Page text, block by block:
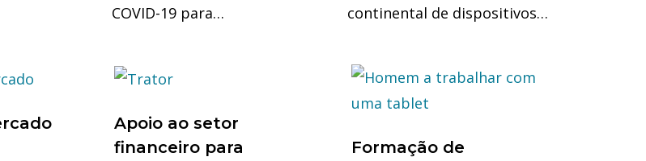
COVID-19 para…
continental de dispositivos…
Apoio ao setor
financeiro para
Formação de